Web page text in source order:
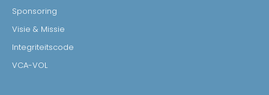
Sponsoring
Visie & Missie
Integriteitscode
VCA-VOL